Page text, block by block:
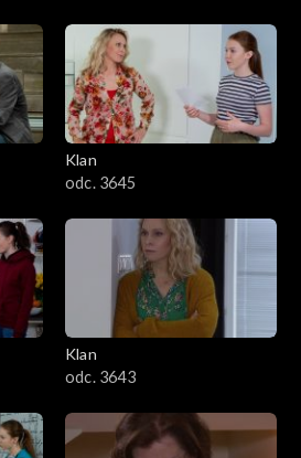
Klan
odc. 3645
Klan
odc. 3643